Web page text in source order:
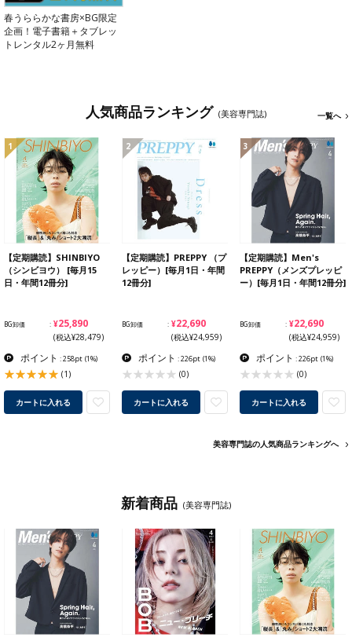
春うららかな書房×BG限定
企画！電子書籍＋タブレッ
トレンタル2ヶ月無料
人気商品ランキング (美容専門誌) 一覧へ
1
【定期購読】SHINBIYO
（シンビヨウ） [毎月15
日・年間12冊分]
BG卸価 ¥25,890
(税込¥28,479)
ポイント : 258pt (1%)
(1)
カートに入れる
2
【定期購読】PREPPY （プ
レッピー）[毎月1日・年間
12冊分]
BG卸価 ¥22,690
(税込¥24,959)
ポイント : 226pt (1%)
(0)
カートに入れる
3
【定期購読】Men's
PREPPY（メンズプレッピ
ー）[毎月1日・年間12冊分]
BG卸価 ¥22,690
(税込¥24,959)
ポイント : 226pt (1%)
(0)
カートに入れる
美容専門誌の人気商品ランキングへ
新着商品 (美容専門誌)